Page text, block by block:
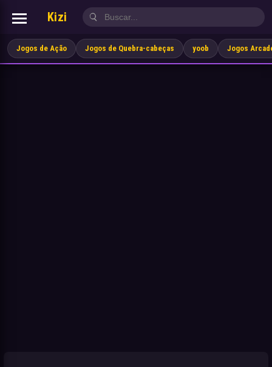
Kizi
Jogos de Ação Jogos de Quebra-cabeças yoob Jogos